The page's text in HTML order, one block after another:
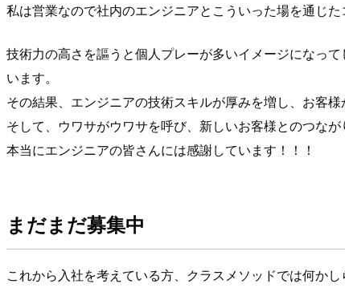
私は営業なので社内のエンジニアとこういった場を通じ
技術力の高さを謳うと個人プレーが多いイメージになっ
います。
その結果、エンジニアの技術スキルが厚みを増し、お客
そして、ウワサがウワサを呼び、新しいお客様とのつなが
本当にエンジニアの皆さんには感謝しています！！！
まだまだ募集中
これから入社を考えている方、クラスメソッドでは何か